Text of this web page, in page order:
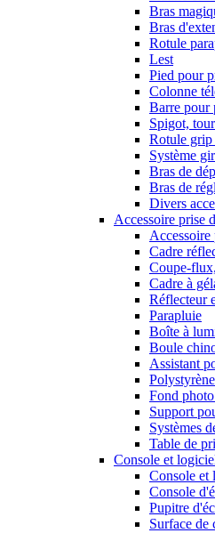
Bras
Bras
Rotule
Lest
Pied pour
Colonne
Barre pour
Spigot,
Rotule grip
Système
Bras de
Bras de
Divers
Accessoire prise
Accessoire
Cadre
Coupe-
Cadre à
Réflecteur
Parapluie
Boîte à
Boule
Assistant
Fond
Support
Systèmes
Table de
Console et
Console et
Console
Pupitre
Surface de